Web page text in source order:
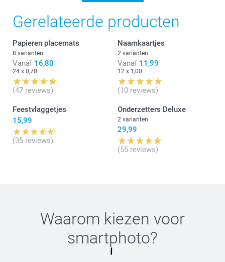
:-)
We vonden het fijn jouw bestelling te mogen
Hartelijke groet!
Nathalie @smartphoto
Gerelateerde producten
Papieren placemats
8 varianten
Vanaf 16,80
24 x 0,70
(47 reviews)
Naamkaartjes
2 varianten
Vanaf 11,99
12 x 1,00
(10 reviews)
Feestvlaggetjes
15,99
(35 reviews)
Onderzetters Deluxe
2 varianten
29,99
(55 reviews)
Waarom kiezen voor
smartphoto?